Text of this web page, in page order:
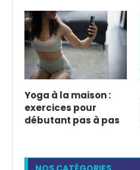
Yoga à la maison :
exercices pour
débutant pas à pas